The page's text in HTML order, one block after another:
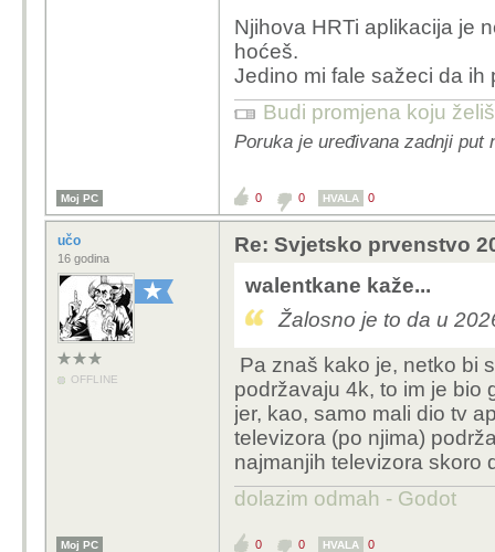
Njihova HRTi aplikacija je
hoćeš.
Jedino mi fale sažeci da ih
Budi promjena koju
Poruka je uređivana zadnji put
Moj PC 0 0 HVALA 0
učo
16 godina
OFFLINE
Re: Svjetsko prvenstvo
walentkane kaže...
Žalosno je to da u
Pa znaš kako je, netko bi
podržavaju 4k, to im je bio
jer, kao, samo mali dio tv
televizora (po njima)
najmanjih televizora skoro
dolazim odmah - Godot
Moj PC 0 0 HVALA 0